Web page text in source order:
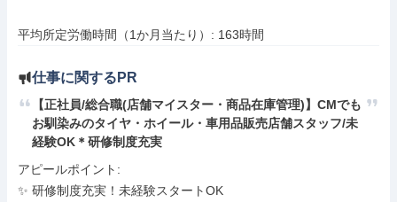
平均所定労働時間（1か月当たり）: 163時間
仕事に関するPR
【正社員/総合職(店舗マイスター・商品在庫管理)】CMでも
お馴染みのタイヤ・ホイール・車用品販売店舗スタッフ/未
経験OK＊研修制度充実
アピールポイント:
✨ 研修制度充実！未経験スタートOK